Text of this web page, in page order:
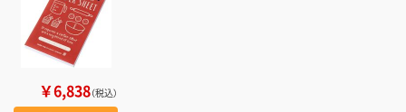
￥6,838（税込）